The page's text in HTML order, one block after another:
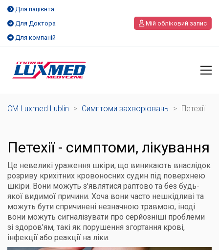
Для пацієнта
Для Доктора
Для компаній
Мій обліковий запис
CM Luxmed Lublin > Симптоми захворювань > Петехії
Петехії - симптоми, лікування
Це невеликі ураження шкіри, що виникають внаслідок
розриву крихітних кровоносних судин під поверхнею
шкіри. Вони можуть з'являтися раптово та без будь-
якої видимої причини. Хоча вони часто нешкідливі та
можуть бути спричинені незначною травмою, іноді
вони можуть сигналізувати про серйозніші проблеми
зі здоров'ям, такі як порушення згортання крові,
інфекції або реакції на ліки.